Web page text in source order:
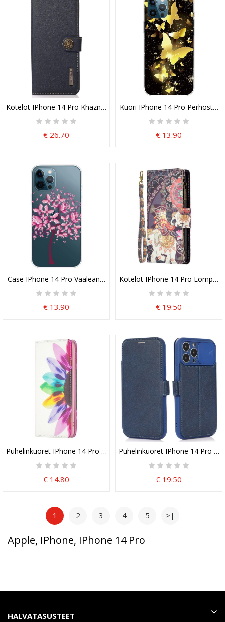
Kotelot IPhone 14 Pro Khazneh Rfid Aitoa Nahkaa
€ 26.70
Kuori IPhone 14 Pro Perhosten
€ 13.90
Case IPhone 14 Pro Vaaleanpunainen Puu
€ 13.90
Kotelot IPhone 14 Pro
€ 19.50
Puhelinkuoret IPhone 14 Pro Kotelot Flip Akvarelli Kukka
€ 14.80
Puhelinkuoret IPhone 14 Pro
€ 19.50
1 2 3 4 5 >|
Apple, IPhone, IPhone 14 Pro
HALVATASUSTEET